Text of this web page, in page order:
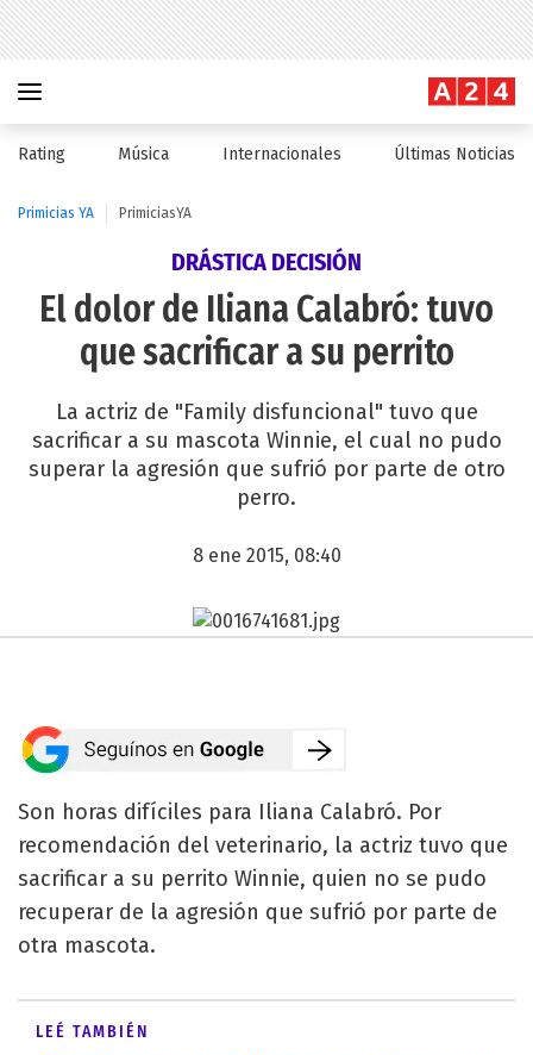
Rating Música Internacionales Últimas Noticias
Primicias YA PrimiciasYA
DRÁSTICA DECISIÓN
El dolor de Iliana Calabró: tuvo
que sacrificar a su perrito
La actriz de "Family disfuncional" tuvo que
sacrificar a su mascota Winnie, el cual no pudo
superar la agresión que sufrió por parte de otro
perro.
8 ene 2015, 08:40
Son horas difíciles para Iliana Calabró. Por
recomendación del veterinario, la actriz tuvo que
sacrificar a su perrito Winnie, quien no se pudo
recuperar de la agresión que sufrió por parte de
otra mascota.
LEÉ TAMBIÉN